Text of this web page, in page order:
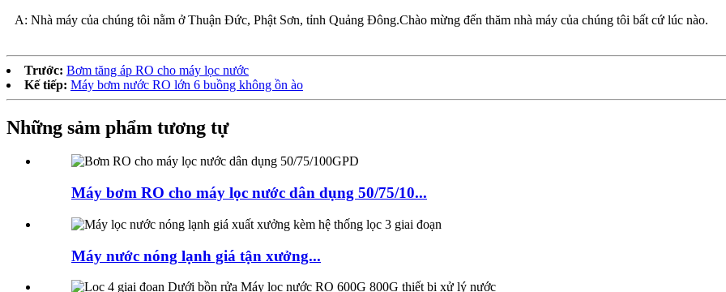
A: Nhà máy của chúng tôi nằm ở Thuận Đức, Phật Sơn, tỉnh Quảng Đông.Chào mừng đến thăm nhà máy của chúng tôi bất cứ lúc nào.
Trước: Bơm tăng áp RO cho máy lọc nước
Kế tiếp: Máy bơm nước RO lớn 6 buồng không ồn ào
Những sảm phẩm tương tự
Máy bơm RO cho máy lọc nước dân dụng 50/75/10...
Máy nước nóng lạnh giá tận xưởng...